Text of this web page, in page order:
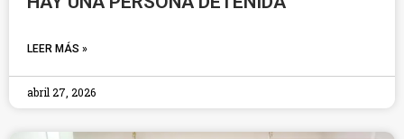
LEER MÁS »
abril 27, 2026